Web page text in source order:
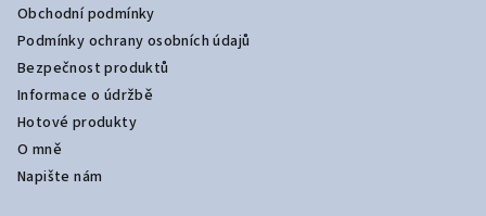
Obchodní podmínky
Podmínky ochrany osobních údajů
Bezpečnost produktů
Informace o údržbě
Hotové produkty
O mně
Napište nám